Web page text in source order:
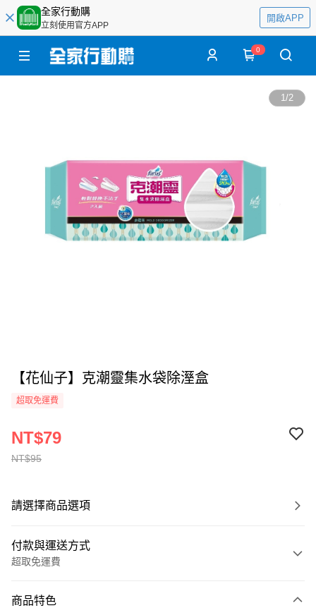
全家行動購
立刻使用官方APP
開啟APP
0
1/2
【花仙子】克潮靈集水袋除溼盒
超取免運費
NT$95
NT$79
請選擇商品選項
付款與運送方式
超取免運費
全家線上支付
商品特色